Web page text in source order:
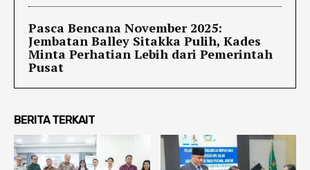
Pasca Bencana November 2025:
Jembatan Balley Sitakka Pulih, Kades
Minta Perhatian Lebih dari Pemerintah
Pusat
BERITA TERKAIT